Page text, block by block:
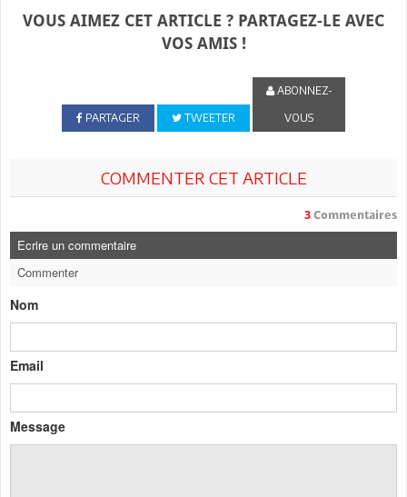
VOUS AIMEZ CET ARTICLE ? PARTAGEZ-LE AVEC
VOS AMIS !
PARTAGER TWEETER
ABONNEZ-
VOUS
COMMENTER CET ARTICLE
3 Commentaires
Ecrire un commentaire
Commenter
Nom
Email
Message